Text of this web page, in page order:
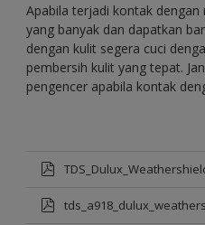
Apabila terjadi kontak
yang banyak dan dapatkan
dengan kulit segera cuci
pembersih kulit yang tepat.
pengencer apabila kontak